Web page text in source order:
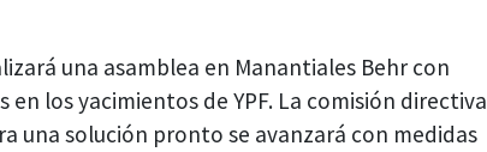
una asamblea en Manantiales Behr con
los yacimientos de YPF. La comisión directiva
una solución pronto se avanzará con medidas